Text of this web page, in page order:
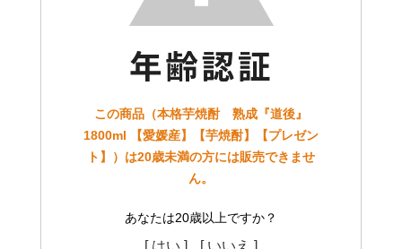
この商品（本格芋焼酎 熟成『道後』
1800ml 【愛媛産】【芋焼酎】【プレゼン
ト】）は20歳未満の方には販売できませ
ん。
あなたは20歳以上ですか？
[ はい ] [ いいえ ]